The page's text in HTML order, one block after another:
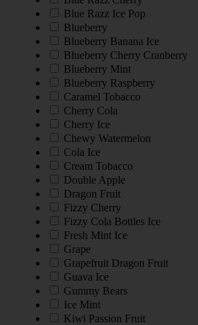
Blue Razz Ice Pop
Blueberry
Blueberry Banana Ice
Blueberry Cherry Cranberry
Blueberry Mint
Blueberry Raspberry
Caramel Tobacco
Cherry Cola
Cherry Ice
Chewy Watermelon
Cola Ice
Cream Tobacco
Double Apple
Dragon Fruit
Fizzy Cherry
Fizzy Cola Bottles Ice
Fresh Mint Ice
Grape
Grapefruit Dragon Fruit
Guava Ice
Gummy Bears
Ice Mint
Kiwi Passion Fruit